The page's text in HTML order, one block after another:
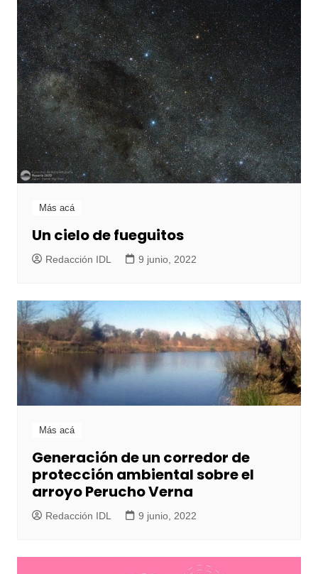
Más acá
Un cielo de fueguitos
Redacción IDL 9 junio, 2022
Más acá
Generación de un corredor de
protección ambiental sobre el
arroyo Perucho Verna
Redacción IDL 9 junio, 2022